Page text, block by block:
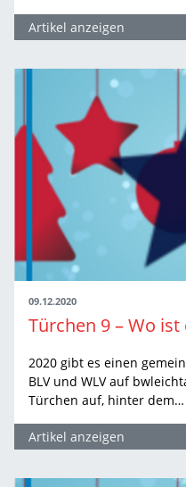
Artikel anzeigen
09.12.2020
Türchen 9 – Wo ist
2020 gibt es einen
BLV und WLV auf
Türchen auf, hinter dem…
Artikel anzeigen